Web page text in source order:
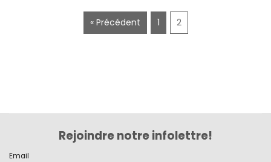
novembre 2019
« Précédent 1 2
Rejoindre notre infolettre!
Email